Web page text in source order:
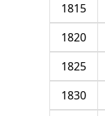
1815
1820
1825
1830